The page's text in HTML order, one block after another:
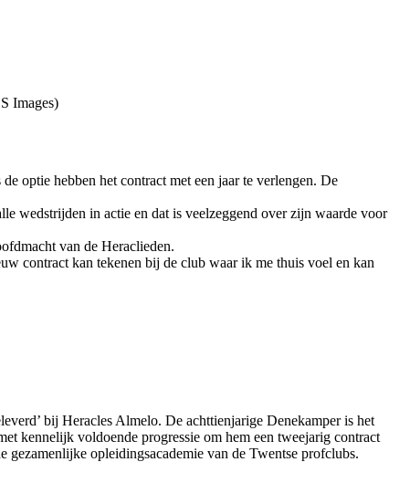
Images)
optie hebben het contract met een jaar te verlengen. De
wedstrijden in actie en dat is veelzeggend over zijn waarde voor
van de Heraclieden.
contract kan tekenen bij de club waar ik me thuis voel en kan
bij Heracles Almelo. De achttienjarige Denekamper is het
kennelijk voldoende progressie om hem een tweejarig contract
gezamenlijke opleidingsacademie van de Twentse profclubs.